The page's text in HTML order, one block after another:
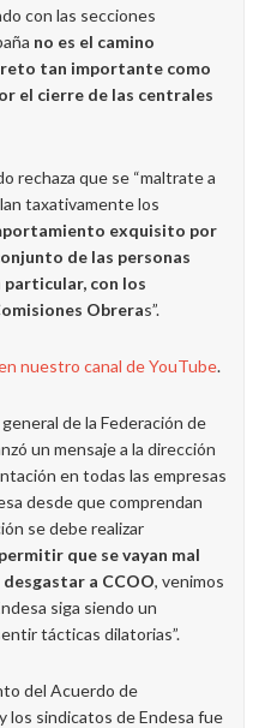
con las secciones
no es el camino
tan importante como
el cierre de las centrales
rechaza que se “maltrate a
taxativamente los
exquisito por
de las personas
particular, con los
Obreras”.
nuestro canal de YouTube.
de la Federación de
un mensaje a la dirección
en todas las empresas
desde que comprendan
se debe realizar
que se vayan mal
a CCOO, venimos
siga siendo un
tácticas dilatorias”.
del Acuerdo de
los sindicatos de Endesa fue